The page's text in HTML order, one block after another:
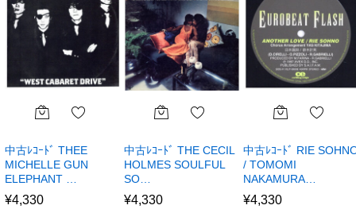
中古ﾚｺｰﾄﾞ THEE
MICHELLE GUN
ELEPHANT …
¥4,330
中古ﾚｺｰﾄﾞ THE CECIL
HOLMES SOULFUL
SO…
¥4,330
中古ﾚｺｰﾄﾞ RIE
/ TOMOMI
NAKAMURA…
¥4,330